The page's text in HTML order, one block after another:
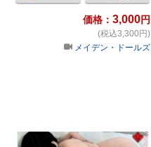
価格： 3,000円
(税込3,300円)
メイデン・ドールズ